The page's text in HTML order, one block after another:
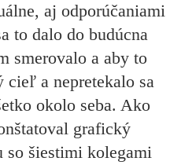
aj odporúčaniami
to dalo do budúcna
smerovalo a aby to
cieľ a nepretekalo sa
okolo seba. Ako
grafický
so šiestimi kolegami